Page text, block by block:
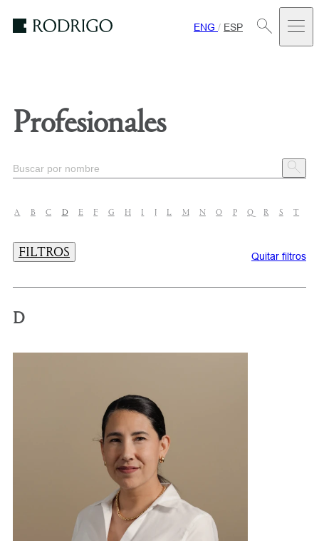
ENG / ESP
Profesionales
Quitar filtros
A B C D E F G H I J L M N O P Q R S T
FILTROS
D